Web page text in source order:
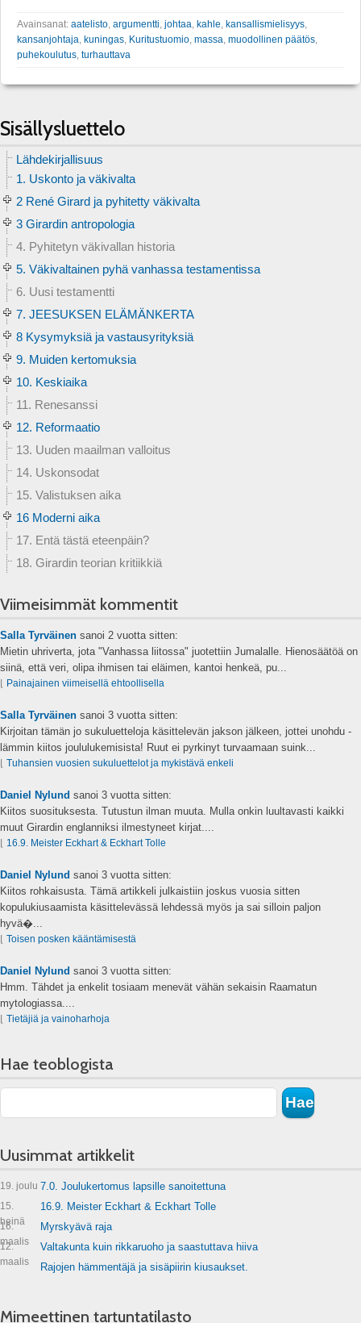
Avainsanat: aatelisto argumentti johtaa kahle kansallismielisyys
kansanjohtaja kuningas Kuritustuomio massa muodollinen päätös
puhekoulutus turhauttava
Sisällysluettelo
Lähdekirjallisuus
1. Uskonto ja väkivalta
2 René Girard ja pyhitetty väkivalta
3 Girardin antropologia
4. Pyhitetyn väkivallan historia
5. Väkivaltainen pyhä vanhassa testamentissa
6. Uusi testamentti
7. JEESUKSEN ELÄMÄNKERTA
8 Kysymyksiä ja vastausyrityksiä
9. Muiden kertomuksia
10. Keskiaika
11. Renesanssi
12. Reformaatio
13. Uuden maailman valloitus
14. Uskonsodat
15. Valistuksen aika
16 Moderni aika
17. Entä tästä eteenpäin?
18. Girardin teorian kritiikkiä
Viimeisimmät kommentit
Salla Tyrväinen sanoi 2 vuotta sitten:
Mietin uhriverta, jota "Vanhassa liitossa" juotettiin Jumalalle. Hienosäätöä on
siinä, että veri, olipa ihmisen tai eläimen, kantoi henkeä, pu...
⌊ Painajainen viimeisellä ehtoollisella
Salla Tyrväinen sanoi 3 vuotta sitten:
Kirjoitan tämän jo sukuluetteloja käsittelevän jakson jälkeen, jottei unohdu -
lämmin kiitos joululukemisista! Ruut ei pyrkinyt turvaamaan suink...
⌊ Tuhansien vuosien sukuluettelot ja mykistävä enkeli
Daniel Nylund sanoi 3 vuotta sitten:
Kiitos suosituksesta. Tutustun ilman muuta. Mulla onkin luultavasti kaikki
muut Girardin englanniksi ilmestyneet kirjat....
⌊ 16.9. Meister Eckhart & Eckhart Tolle
Daniel Nylund sanoi 3 vuotta sitten:
Kiitos rohkaisusta. Tämä artikkeli julkaistiin joskus vuosia sitten
kopulukiusaamista käsittelevässä lehdessä myös ja sai silloin paljon
hyvä�...
⌊ Toisen posken kääntämisestä
Daniel Nylund sanoi 3 vuotta sitten:
Hmm. Tähdet ja enkelit tosiaam menevät vähän sekaisin Raamatun
mytologiassa....
⌊ Tietäjiä ja vainoharhoja
Hae teoblogista
Uusimmat artikkelit
19. joulu 7.0. Joulukertomus lapsille sanoitettuna
15.
heinä
16.9. Meister Eckhart & Eckhart Tolle
16.
maalis
Myrskyävä raja
12.
maalis
Valtakunta kuin rikkaruoho ja saastuttava hiiva
Rajojen hämmentäjä ja sisäpiirin kiusaukset.
Mimeettinen tartuntatilasto